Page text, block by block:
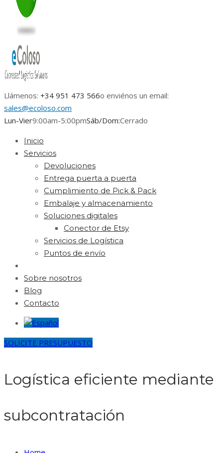
Llámenos: +34 951 473 566o enviénos un email:
sales@ecoloso.com
Lun-Vier9:00am-5:00pmSáb/Dom:Cerrado
Inicio
Servicios
Devoluciones
Entrega puerta a puerta
Cumplimiento de Pick & Pack
Embalaje y almacenamiento
Soluciones digitales
Conector de Etsy
Servicios de Logística
Puntos de envío
Sobre nosotros
Blog
Contacto
SOLICITE PRESUPUESTO
Logística eficiente mediante
subcontratación